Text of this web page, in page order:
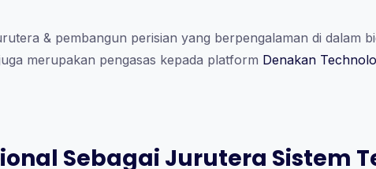
& pembangun perisian yang berpengalaman di dalam
merupakan pengasas kepada platform Denakan
Sebagai Jurutera Sistem